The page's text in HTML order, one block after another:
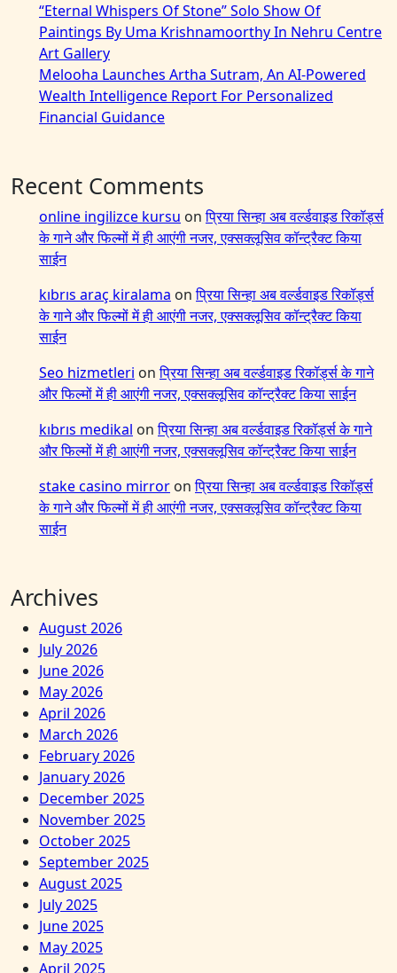
“Eternal Whispers Of Stone” Solo Show Of
Paintings By Uma Krishnamoorthy In Nehru Centre
Art Gallery
Melooha Launches Artha Sutram, An AI-Powered
Wealth Intelligence Report For Personalized
Financial Guidance
Recent Comments
online ingilizce kursu onप्रिया सिन्हा अब वर्ल्डवाइड रिकॉर्ड्स
के गाने और फिल्मों में ही आएंगी नजर, एक्सक्लूसिव कॉन्ट्रैक्ट किया
साईन
kıbrıs araç kiralama onप्रिया सिन्हा अब वर्ल्डवाइड रिकॉर्ड्स
के गाने और फिल्मों में ही आएंगी नजर, एक्सक्लूसिव कॉन्ट्रैक्ट किया
साईन
Seo hizmetleri onप्रिया सिन्हा अब वर्ल्डवाइड रिकॉर्ड्स के गाने
और फिल्मों में ही आएंगी नजर, एक्सक्लूसिव कॉन्ट्रैक्ट किया साईन
kıbrıs medikal onप्रिया सिन्हा अब वर्ल्डवाइड रिकॉर्ड्स के गाने
और फिल्मों में ही आएंगी नजर, एक्सक्लूसिव कॉन्ट्रैक्ट किया साईन
stake casino mirror onप्रिया सिन्हा अब वर्ल्डवाइड रिकॉर्ड्स
के गाने और फिल्मों में ही आएंगी नजर, एक्सक्लूसिव कॉन्ट्रैक्ट किया
साईन
Archives
August 2026
July 2026
June 2026
May 2026
April 2026
March 2026
February 2026
January 2026
December 2025
November 2025
October 2025
September 2025
August 2025
July 2025
June 2025
May 2025
April 2025